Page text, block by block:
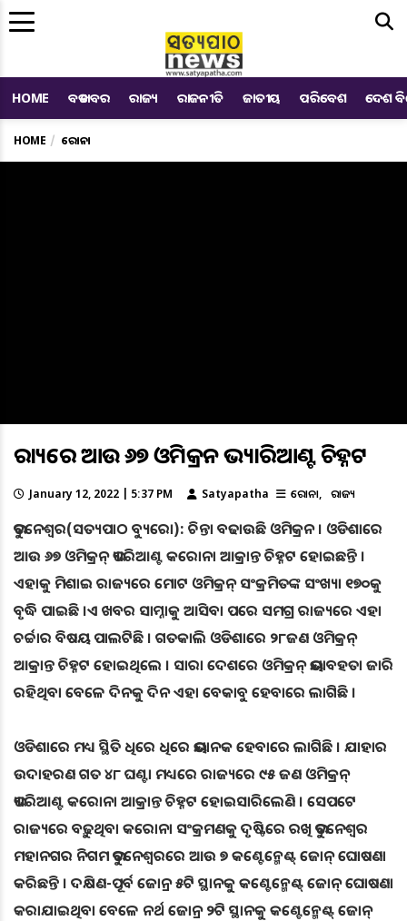
HOME ବଡ ଖବର ରାଜ୍ୟ ରାଜନୀତି ଜାତୀୟ ପରିବେଶ ଦେଶ
HOME କରୋନା
ରାଜ୍ୟରେ ଆଉ ୬୭ ଓମିକ୍ରନ ଭ୍ୟାରିଆଣ୍ଟ ଚିହ୍ନଟ
January 12, 2022 | 5:37 PM Satyapatha କରୋନା ରାଜ୍ୟ
ଭୁବନେଶ୍ୱର(ସତ୍ୟପାଠ ବ୍ୟୁରୋ): ଚିନ୍ତା ବଢାଉଛି ଓମିକ୍ରନ । ଓଡିଶାରେ
ଆଉ ୬୭ ଓମିକ୍ରନ୍ ଭ୍ୟାରିଆଣ୍ଟ କରୋନା ଆକ୍ରାନ୍ତ ଚିହ୍ନଟ ହୋଇଛନ୍ତି ।
ଏହାକୁ ମିଶାଇ ରାଜ୍ୟରେ ମୋଟ ଓମିକ୍ରନ୍ ସଂକ୍ରମିତଙ୍କ ସଂଖ୍ୟା ୧୭୦କୁ
ବୃଦ୍ଧି ପାଇଛି ।ଏ ଖବର ସାମ୍ନାକୁ ଆସିବା ପରେ ସମଗ୍ର ରାଜ୍ୟରେ ଏହା
ଚର୍ଚ୍ଚାର ବିଷୟ ପାଲଟିଛି । ଗତକାଲି ଓଡିଶାରେ ୨୮ଜଣ ଓମିକ୍ରନ୍
ଆକ୍ରାନ୍ତ ଚିହ୍ନଟ ହୋଇଥିଲେ । ସାରା ଦେଶରେ ଓମିକ୍ରନ୍ ଭୟାବହତା ଜାରି
ରହିଥିବା ବେଳେ ଦିନକୁ ଦିନ ଏହା ବେକାବୁ ହେବାରେ ଲାଗିଛି ।
ଓଡିଶାରେ ମଧ୍ୟ ସ୍ଥିତି ଧିରେ ଧିରେ ଭୟାନକ ହେବାରେ ଲାଗିଛି । ଯାହାର
ଉଦାହରଣ ଗତ ୪୮ ଘଣ୍ଟା ମଧ୍ୟରେ ରାଜ୍ୟରେ ୯୫ ଜଣ ଓମିକ୍ରନ୍
ଭ୍ୟାରିଆଣ୍ଟ କରୋନା ଆକ୍ରାନ୍ତ ଚିହ୍ନଟ ହୋଇସାରିଲେଣି । ସେପଟେ
ରାଜ୍ୟରେ ବଢ଼ୁଥିବା କରୋନା ସଂକ୍ରମଣକୁ ଦୃଷ୍ଟିରେ ରଖି ଭୁବନେଶ୍ୱର
ମହାନଗର ନିଗମ ଭୁବନେଶ୍ୱରରେ ଆଉ ୭ କଣ୍ଟେନ୍ମେଣ୍ଟ୍ ଜୋନ୍ ଘୋଷଣା
କରିଛନ୍ତି । ଦକ୍ଷିଣ-ପୂର୍ବ ଜୋନ୍ର ୫ଟି ସ୍ଥାନକୁ କଣ୍ଟେନ୍ମେଣ୍ଟ୍ ଜୋନ୍ ଘୋଷଣା
କରାଯାଇଥିବା ବେଳେ ନର୍ଥ ଜୋନ୍ର ୨ଟି ସ୍ଥାନକୁ କଣ୍ଟେନ୍ମେଣ୍ଟ୍ ଜୋନ୍